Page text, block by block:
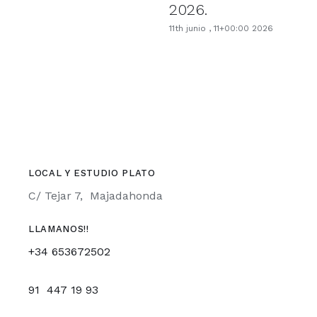
2026.
11th junio , 11+00:00 2026
LOCAL Y ESTUDIO PLATO
C/ Tejar 7, Majadahonda
LLAMANOS!!
+34 653672502
91 447 19 93